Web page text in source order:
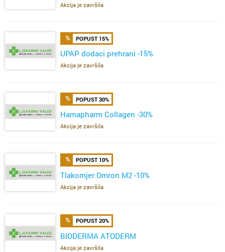
Akcija je završila
POPUST 15%
UPAP dodaci prehrani -15%
Akcija je završila
POPUST 30%
Hamapharm Collagen -30%
Akcija je završila
POPUST 10%
Tlakomjer Omron M2 -10%
Akcija je završila
POPUST 20%
BIODERMA ATODERM
Akcija je završila